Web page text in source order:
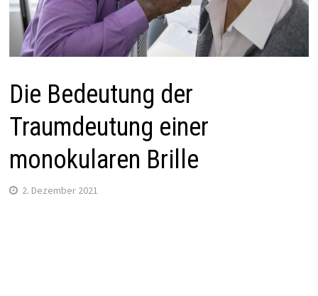
Die Bedeutung der
Traumdeutung einer
monokularen Brille
2. Dezember 2021